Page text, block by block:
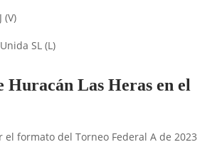
(V)
SL (L)
Huracán Las Heras en el
el formato del Torneo Federal A de 2023